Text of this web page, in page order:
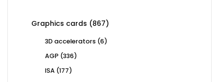
Graphics cards 867867
3D accelerators 66
AGP 336336
ISA 177177